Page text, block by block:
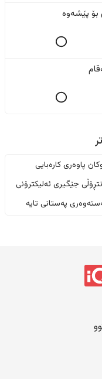
بۆ پێشەوە
پاوەری کارەبایی
جێگیری ئەلیکترۆنی
پەستانی تایە